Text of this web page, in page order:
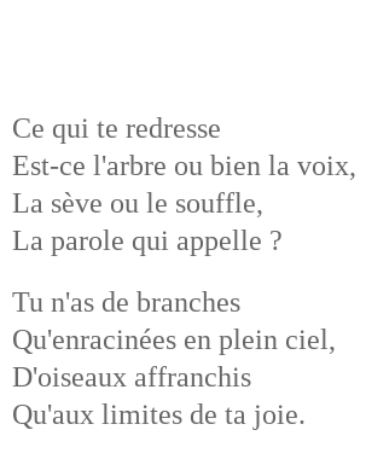
Ce qui te redresse
Est-ce l'arbre ou bien la voix,
La sève ou le souffle,
La parole qui appelle ?
Tu n'as de branches
Qu'enracinées en plein ciel,
D'oiseaux affranchis
Qu'aux limites de ta joie.